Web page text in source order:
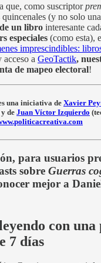
que, como suscriptor
quincenales (y no solo
un libro interesante
especiales (como esta),
imprescindibles:
acceso a GeoTactik,
de mapeo electoral!
una iniciativa de Xavier
de Juan Víctor Izquierdo
para usuarios
sobre Guerras
mejor a
con una
7 días